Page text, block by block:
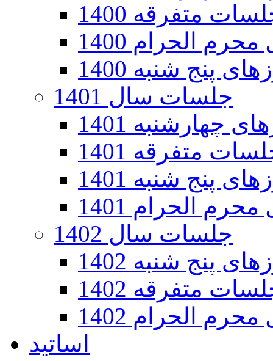
متفرقه 1400
الحرام 1400
پنج شنبه 1400
جلسات سال 1401
چهارشنبه 1401
متفرقه 1401
پنج شنبه 1401
الحرام 1401
جلسات سال 1402
پنج شنبه 1402
متفرقه 1402
الحرام 1402
اساتید